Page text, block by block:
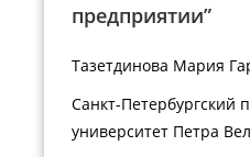
предприятии”
Тазетдинова Мария
Санкт-Петербургский
университет Петра